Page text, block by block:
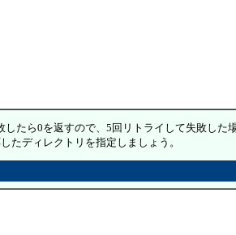
ら0を返すので、5回リトライして失敗した
ディレクトリを指定しましょう。